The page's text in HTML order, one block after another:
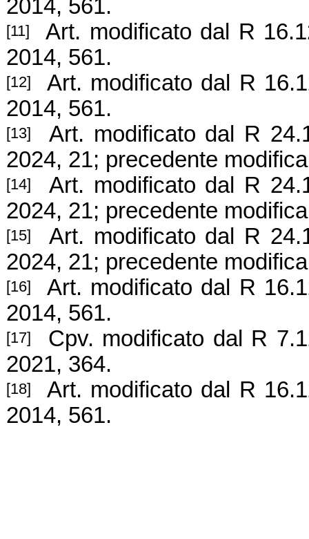
2014, 561.
[11] Art. modificato dal R
2014, 561.
[12] Art. modificato dal R
2014, 561.
[13] Art. modificato dal R
2024, 21; precedente
[14] Art. modificato dal R
2024, 21; precedente
[15] Art. modificato dal R
2024, 21; precedente
[16] Art. modificato dal R
2014, 561.
[17]
Cpv. modificato dal R
2021, 364.
[18] Art. modificato dal R
2014, 561.